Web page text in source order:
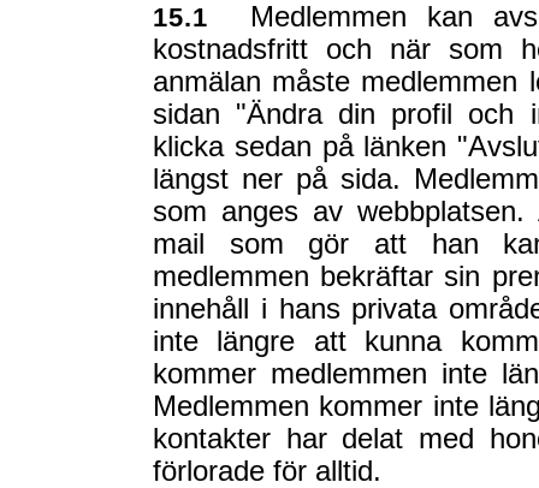
15.1 Medlemmen kan
kostnadsfritt och när som
anmälan måste
sidan "Ändra din profil och
klicka sedan på länken
längst ner på sida.
som anges av
mail som gör att han
medlemmen bekräftar sin
innehåll i hans privata
inte längre att kunna
kommer medlemmen inte
Medlemmen kommer inte
kontakter har delat med
förlorade för alltid.